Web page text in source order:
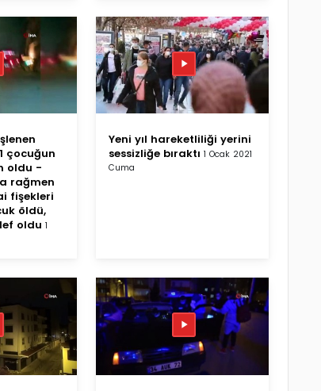
çocuğun
oldu -
rağmen
fişekleri
öldü,
oldu 1
Yeni yıl hareketliliği yerini
sessizliğe bıraktı 1 Ocak 2021
Cuma